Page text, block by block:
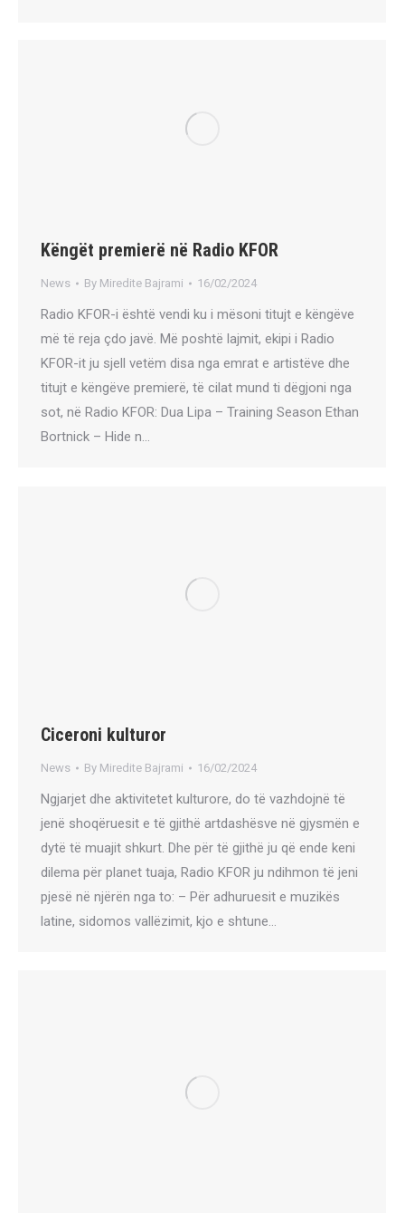
Këngët premierë në Radio KFOR
News By Miredite Bajrami 16/02/2024
Radio KFOR-i është vendi ku i mësoni titujt e këngëve
më të reja çdo javë. Më poshtë lajmit, ekipi i Radio
KFOR-it ju sjell vetëm disa nga emrat e artistëve dhe
titujt e këngëve premierë, të cilat mund ti dëgjoni nga
sot, në Radio KFOR: Dua Lipa – Training Season Ethan
Bortnick – Hide n…
Ciceroni kulturor
News By Miredite Bajrami 16/02/2024
Ngjarjet dhe aktivitetet kulturore, do të vazhdojnë të
jenë shoqëruesit e të gjithë artdashësve në gjysmën e
dytë të muajit shkurt. Dhe për të gjithë ju që ende keni
dilema për planet tuaja, Radio KFOR ju ndihmon të jeni
pjesë në njërën nga to: – Për adhuruesit e muzikës
latine, sidomos vallëzimit, kjo e shtune…